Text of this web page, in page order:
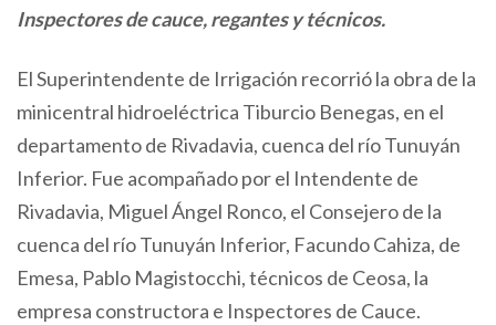
Inspectores de cauce, regantes y técnicos.
El Superintendente de Irrigación recorrió la obra de la
minicentral hidroeléctrica Tiburcio Benegas, en el
departamento de Rivadavia, cuenca del río Tunuyán
Inferior. Fue acompañado por el Intendente de
Rivadavia, Miguel Ángel Ronco, el Consejero de la
cuenca del río Tunuyán Inferior, Facundo Cahiza, de
Emesa, Pablo Magistocchi, técnicos de Ceosa, la
empresa constructora e Inspectores de Cauce.